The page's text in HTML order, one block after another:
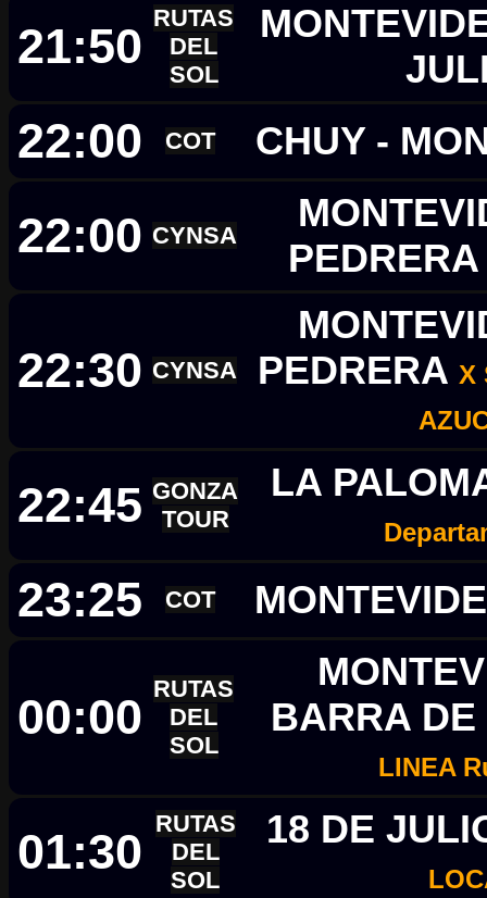
21:50
RUTAS
DEL
SOL
22:00 COT CHUY -
22:00 CYNSA
22:30 CYNSA
PEDRERA X
22:45 GONZA
TOUR
LA
23:25 COT
00:00
RUTAS
DEL
SOL
BARRA
LINEA
01:30
RUTAS
DEL
SOL
18 DE